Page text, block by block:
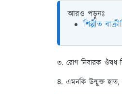
আরও পড়ুনঃ
শিল্পীত
৩. রোগ নিবারক ঔষধ
৪. এমনকি উন্মুক্ত